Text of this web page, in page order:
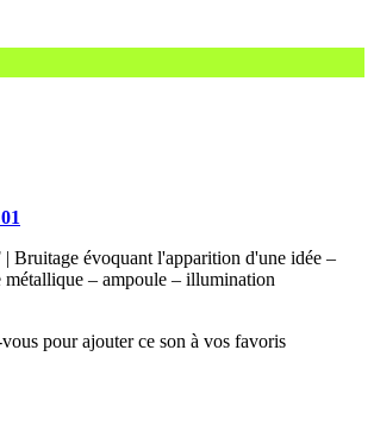
Bruitage évoquant l'apparition d'une idée –
– ampoule – illumination